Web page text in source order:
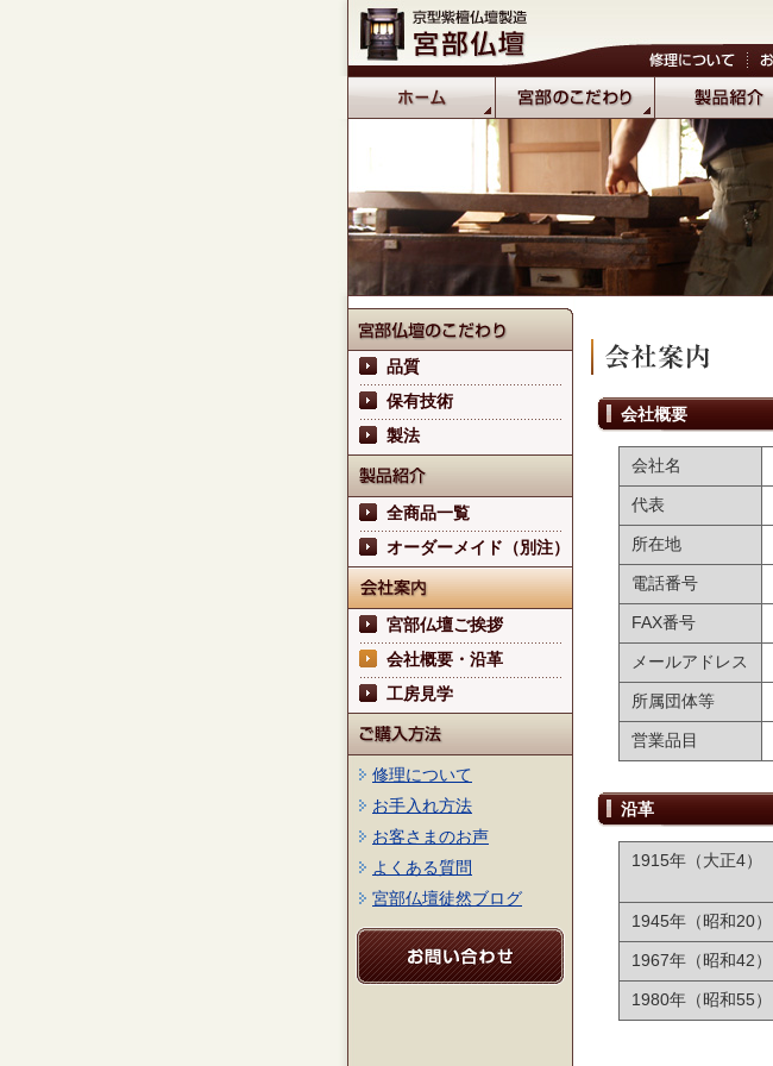
会社概要
会社名
代表
所在地
電話番号
FAX番号
メールアドレス
所属団体等
営業品目
沿革
1915年（大正4）
1945年（昭和20）
1967年（昭和42）
1980年（昭和55）
品質
保有技術
製法
全商品一覧
オーダーメイド（別注）
宮部仏壇ご挨拶
会社概要・沿革
工房見学
修理について
お手入れ方法
お客さまのお声
よくある質問
宮部仏壇徒然ブログ